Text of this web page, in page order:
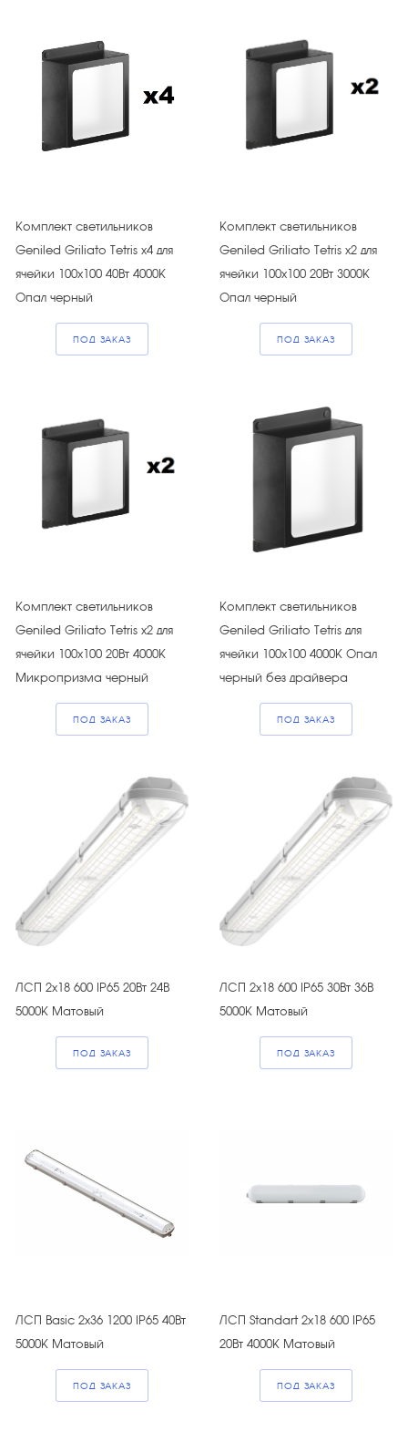
Комплект светильников
Geniled Griliato Tetris х4 для
ячейки 100х100 40Вт 4000К
Опал черный
ПОД ЗАКАЗ
Комплект светильников
Geniled Griliato Tetris х2 для
ячейки 100х100 20Вт 3000К
Опал черный
ПОД ЗАКАЗ
Комплект светильников
Geniled Griliato Tetris х2 для
ячейки 100х100 20Вт 4000К
Микропризма черный
ПОД ЗАКАЗ
Комплект светильников
Geniled Griliato Tetris для
ячейки 100х100 4000К Опал
черный без драйвера
ПОД ЗАКАЗ
ЛСП 2х18 600 IP65 20Вт 24В
5000К Матовый
ПОД ЗАКАЗ
ЛСП 2х18 600 IP65 30Вт 36В
5000К Матовый
ПОД ЗАКАЗ
ЛСП Basic 2х36 1200 IP65 40Вт
5000К Матовый
ПОД ЗАКАЗ
ЛСП Standart 2х18 600 IP65
20Вт 4000К Матовый
ПОД ЗАКАЗ